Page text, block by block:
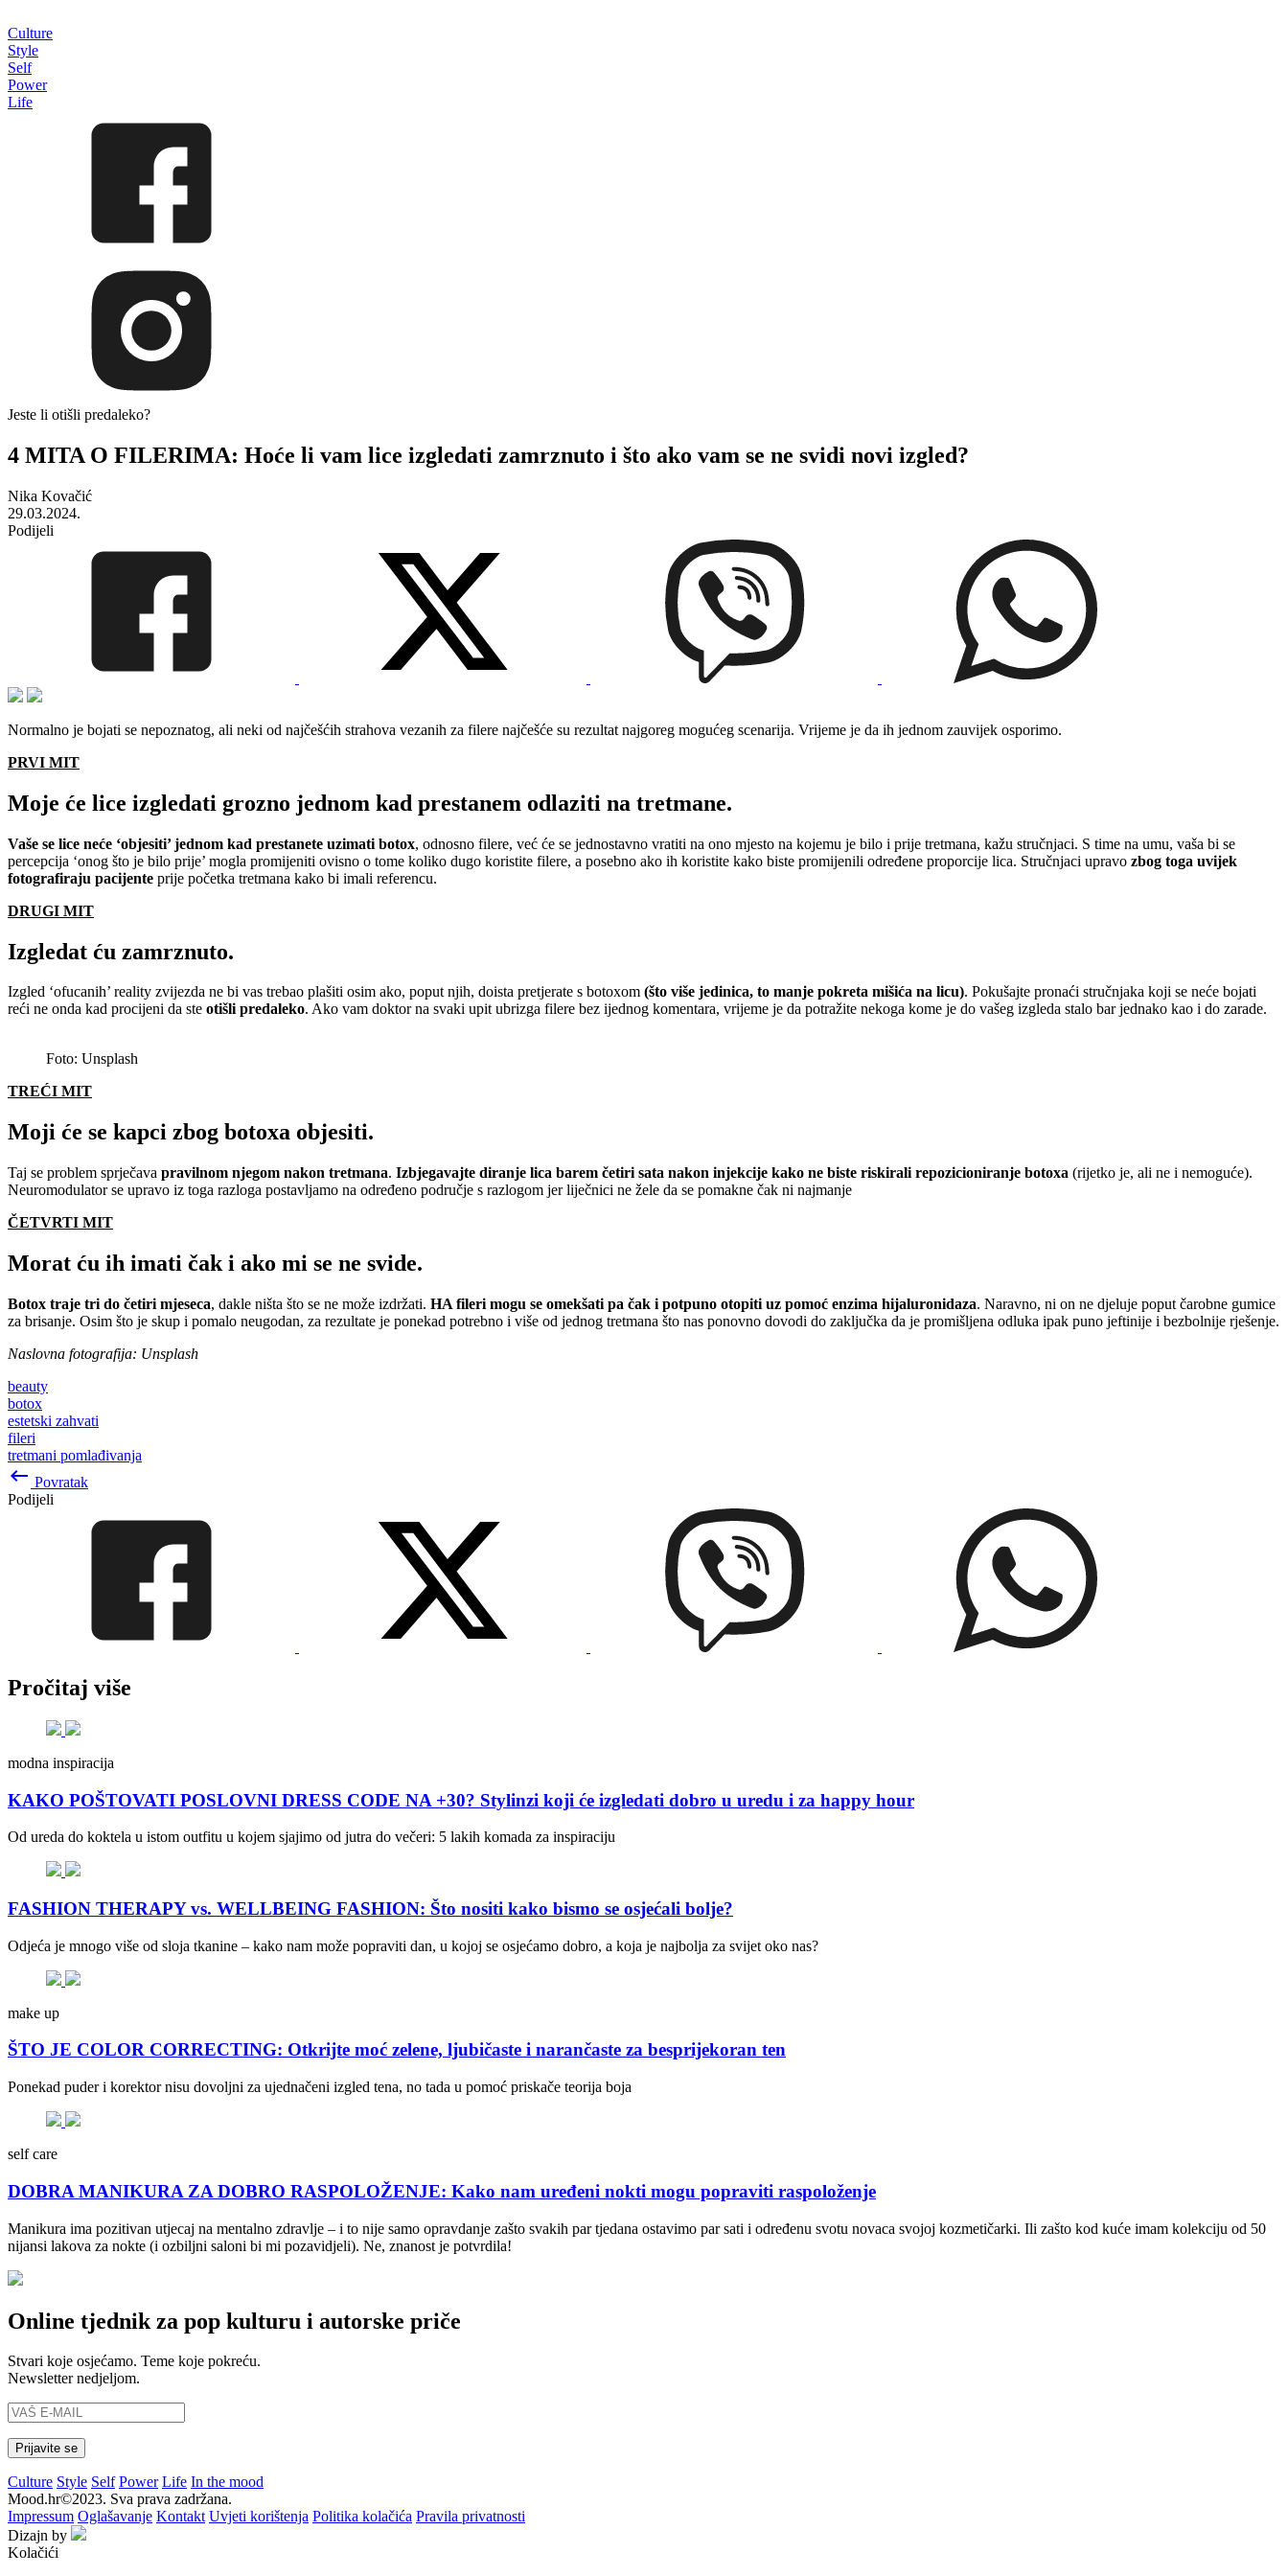
Culture
Style
Self
Power
Life
Jeste li otišli predaleko?
4 MITA O FILERIMA: Hoće li vam lice izgledati zamrznuto i što ako vam se ne svidi novi izgled?
Nika Kovačić
29.03.2024.
Podijeli
Normalno je bojati se nepoznatog, ali neki od najčešćih strahova vezanih za filere najčešće su rezultat najgoreg mogućeg scenarija. Vrijeme je da ih jednom zauvijek osporimo.
PRVI MIT
Moje će lice izgledati grozno jednom kad prestanem odlaziti na tretmane.
Vaše se lice neće ‘objesiti’ jednom kad prestanete uzimati botox, odnosno filere, već će se jednostavno vratiti na ono mjesto na kojemu je bilo i prije tretmana, kažu stručnjaci. S time na umu, vaša bi se
percepcija ‘onog što je bilo prije’ mogla promijeniti ovisno o tome koliko dugo koristite filere, a posebno ako ih koristite kako biste promijenili određene proporcije lica. Stručnjaci upravo zbog toga uvijek
fotografiraju pacijente prije početka tretmana kako bi imali referencu.
DRUGI MIT
Izgledat ću zamrznuto.
Izgled ‘ofucanih’ reality zvijezda ne bi vas trebao plašiti osim ako, poput njih, doista pretjerate s botoxom (što više jedinica, to manje pokreta mišića na licu). Pokušajte pronaći stručnjaka koji se neće bojati
reći ne onda kad procijeni da ste otišli predaleko. Ako vam doktor na svaki upit ubrizga filere bez ijednog komentara, vrijeme je da potražite nekoga kome je do vašeg izgleda stalo bar jednako kao i do zarade.
Foto: Unsplash
TREĆI MIT
Moji će se kapci zbog botoxa objesiti.
Taj se problem sprječava pravilnom njegom nakon tretmana. Izbjegavajte diranje lica barem četiri sata nakon injekcije kako ne biste riskirali repozicioniranje botoxa (rijetko je, ali ne i nemoguće).
Neuromodulator se upravo iz toga razloga postavljamo na određeno područje s razlogom jer liječnici ne žele da se pomakne čak ni najmanje
ČETVRTI MIT
Morat ću ih imati čak i ako mi se ne svide.
Botox traje tri do četiri mjeseca, dakle ništa što se ne može izdržati. HA fileri mogu se omekšati pa čak i potpuno otopiti uz pomoć enzima hijaluronidaza. Naravno, ni on ne djeluje poput čarobne gumice
za brisanje. Osim što je skup i pomalo neugodan, za rezultate je ponekad potrebno i više od jednog tretmana što nas ponovno dovodi do zaključka da je promišljena odluka ipak puno jeftinije i bezbolnije rješenje.
Naslovna fotografija: Unsplash
beauty
botox
estetski zahvati
fileri
tretmani pomlađivanja
keyboard_backspace Povratak
Podijeli
Pročitaj više
modna inspiracija
KAKO POŠTOVATI POSLOVNI DRESS CODE NA +30? Stylinzi koji će izgledati dobro u uredu i za happy hour
Od ureda do koktela u istom outfitu u kojem sjajimo od jutra do večeri: 5 lakih komada za inspiraciju
FASHION THERAPY vs. WELLBEING FASHION: Što nositi kako bismo se osjećali bolje?
Odjeća je mnogo više od sloja tkanine – kako nam može popraviti dan, u kojoj se osjećamo dobro, a koja je najbolja za svijet oko nas?
make up
ŠTO JE COLOR CORRECTING: Otkrijte moć zelene, ljubičaste i narančaste za besprijekoran ten
Ponekad puder i korektor nisu dovoljni za ujednačeni izgled tena, no tada u pomoć priskače teorija boja
self care
DOBRA MANIKURA ZA DOBRO RASPOLOŽENJE: Kako nam uređeni nokti mogu popraviti raspoloženje
Manikura ima pozitivan utjecaj na mentalno zdravlje – i to nije samo opravdanje zašto svakih par tjedana ostavimo par sati i određenu svotu novaca svojoj kozmetičarki. Ili zašto kod kuće imam kolekciju od 50
nijansi lakova za nokte (i ozbiljni saloni bi mi pozavidjeli). Ne, znanost je potvrdila!
Online tjednik za pop kulturu i autorske priče
Stvari koje osjećamo. Teme koje pokreću.
Newsletter nedjeljom.
Culture Style Self Power Life In the mood
Mood.hr©2023. Sva prava zadržana.
Impressum Oglašavanje Kontakt Uvjeti korištenja Politika kolačića Pravila privatnosti
Dizajn by
Kolačići